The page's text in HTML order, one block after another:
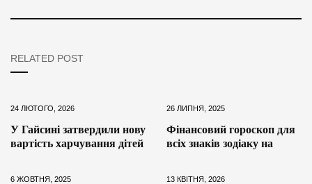
RELATED POST
24 ЛЮТОГО, 2026
У Гайсині затвердили нову
вартість харчування дітей
26 ЛИПНЯ, 2025
Фінансовий гороскоп для
всіх знаків зодіаку на
6 ЖОВТНЯ, 2025 13 КВІТНЯ, 2026